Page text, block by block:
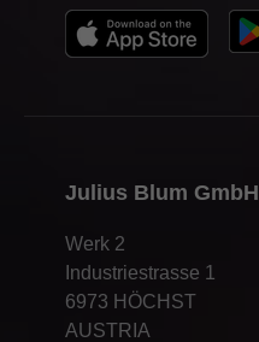
Julius Blum GmbH
Werk 2
Industriestrasse 1
6973 HÖCHST
AUSTRIA